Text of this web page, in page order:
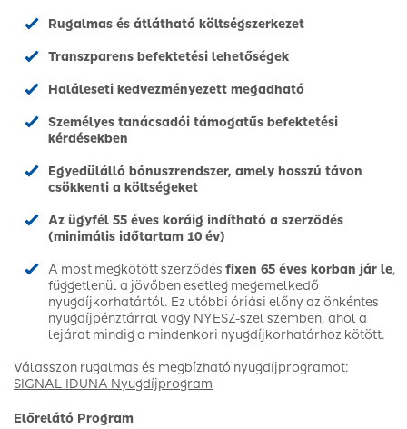
Rugalmas és átlátható költségszerkezet
Transzparens befektetési lehetőségek
Haláleseti kedvezményezett megadható
Személyes tanácsadói támogatűs befektetési
kérdésekben
Egyedülálló bónuszrendszer, amely hosszú távon
csökkenti a költségeket
Az ügyfél 55 éves koráig indítható a szerződés
(minimális időtartam 10 év)
A most megkötött szerződés fixen 65 éves korban jár le,
függetlenül a jövőben esetleg megemelkedő
nyugdíjkorhatártól. Ez utóbbi óriási előny az önkéntes
nyugdíjpénztárral vagy NYESZ-szel szemben, ahol a
lejárat mindig a mindenkori nyugdíjkorhatárhoz kötött.
Válasszon rugalmas és megbízható nyugdíjprogramot:
SIGNAL IDUNA Nyugdíjprogram
Előrelátó Program